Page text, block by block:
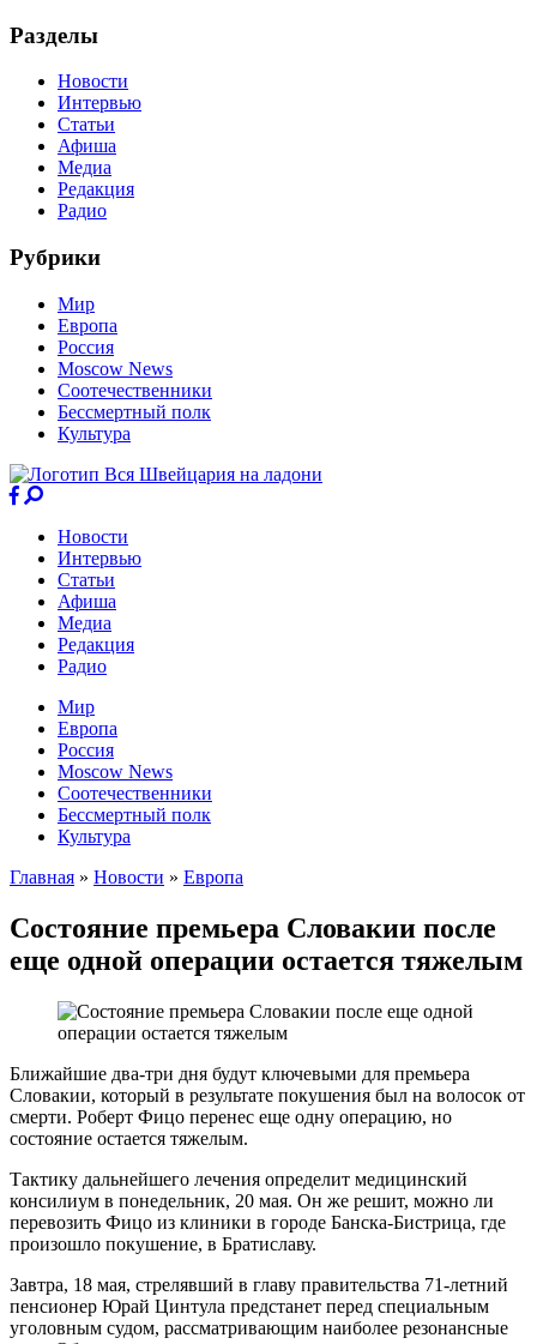
Разделы
Новости
Интервью
Статьи
Афиша
Медиа
Редакция
Радио
Рубрики
Мир
Европа
Россия
Moscow News
Соотечественники
Бессмертный полк
Культура
Новости
Интервью
Статьи
Афиша
Медиа
Редакция
Радио
Мир
Европа
Россия
Moscow News
Соотечественники
Бессмертный полк
Культура
Главная » Новости » Европа
Состояние премьера Словакии после
еще одной операции остается тяжелым
Ближайшие два-три дня будут ключевыми для премьера
Словакии, который в результате покушения был на волосок от
смерти. Роберт Фицо перенес еще одну операцию, но
состояние остается тяжелым.
Тактику дальнейшего лечения определит медицинский
консилиум в понедельник, 20 мая. Он же решит, можно ли
перевозить Фицо из клиники в городе Банска-Бистрица, где
произошло покушение, в Братиславу.
Завтра, 18 мая, стрелявший в главу правительства 71-летний
пенсионер Юрай Цинтула предстанет перед специальным
уголовным судом, рассматривающим наиболее резонансные